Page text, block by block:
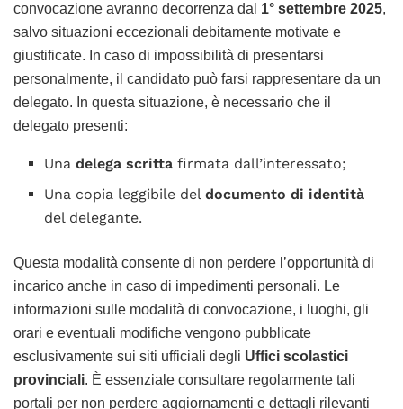
convocazione avranno decorrenza dal 1° settembre 2025,
salvo situazioni eccezionali debitamente motivate e
giustificate. In caso di impossibilità di presentarsi
personalmente, il candidato può farsi rappresentare da un
delegato. In questa situazione, è necessario che il
delegato presenti:
Unadelega scritta firmata dall’interessato;
Una copia leggibile deldocumento di identità
del delegante.
Questa modalità consente di non perdere l’opportunità di
incarico anche in caso di impedimenti personali. Le
informazioni sulle modalità di convocazione, i luoghi, gli
orari e eventuali modifiche vengono pubblicate
esclusivamente sui siti ufficiali degli Uffici scolastici
provinciali. È essenziale consultare regolarmente tali
portali per non perdere aggiornamenti e dettagli rilevanti